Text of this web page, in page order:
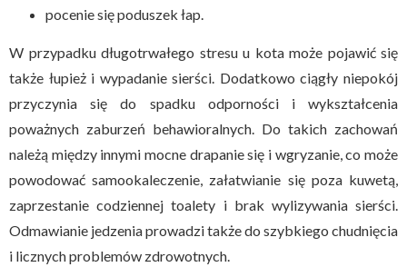
pocenie się poduszek łap.
W przypadku długotrwałego stresu u kota może pojawić się
także łupież i wypadanie sierści. Dodatkowo ciągły niepokój
przyczynia się do spadku odporności i wykształcenia
poważnych zaburzeń behawioralnych. Do takich zachowań
należą między innymi mocne drapanie się i wgryzanie, co może
powodować samookaleczenie, załatwianie się poza kuwetą,
zaprzestanie codziennej toalety i brak wylizywania sierści.
Odmawianie jedzenia prowadzi także do szybkiego chudnięcia
i licznych problemów zdrowotnych.